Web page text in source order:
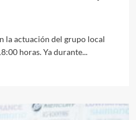
la actuación del grupo local
horas. Ya durante...